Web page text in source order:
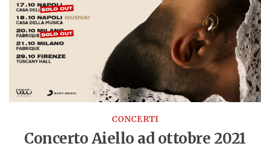
CONCERTI
Concerto Aiello ad ottobre 2021